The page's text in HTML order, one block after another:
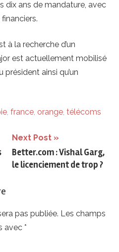
dix ans de mandature, avec
à la recherche d’un
est actuellement mobilisé
ainsi qu’un
, france, orange, télécoms
Next Post
Better.com : Vishal Garg,
le licenciement de trop ?
pas publiée. Les champs
avec *